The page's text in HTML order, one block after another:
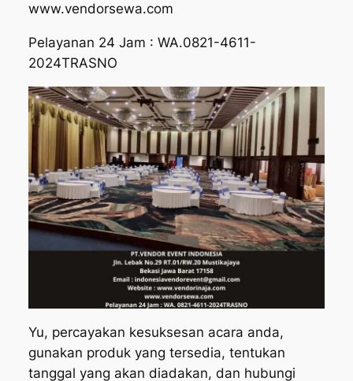
www.vendorsewa.com
Pelayanan 24 Jam : WA.0821-4611-
2024TRASNO
Yu, percayakan kesuksesan acara anda,
gunakan produk yang tersedia, tentukan
tanggal yang akan diadakan, dan hubungi